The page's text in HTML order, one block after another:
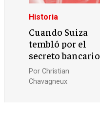
Historia
Cuando Suiza
tembló por el
secreto bancario
PorChristian
Chavagneux